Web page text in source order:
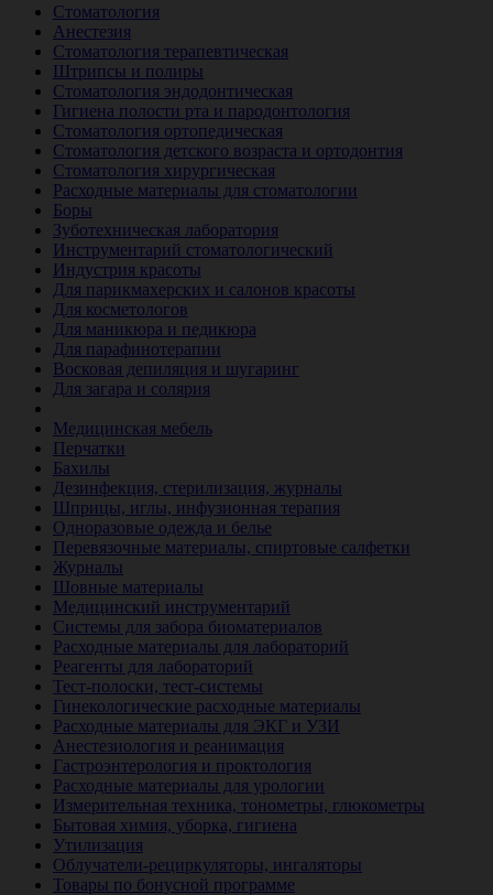
Стоматология
Анестезия
Стоматология терапевтическая
Штрипсы и полиры
Стоматология эндодонтическая
Гигиена полости рта и пародонтология
Стоматология ортопедическая
Стоматология детского возраста и ортодонтия
Стоматология хирургическая
Расходные материалы для стоматологии
Боры
Зуботехническая лаборатория
Инструментарий стоматологический
Индустрия красоты
Для парикмахерских и салонов красоты
Для косметологов
Для маникюра и педикюра
Для парафинотерапии
Восковая депиляция и шугаринг
Для загара и солярия
Медицинская мебель
Перчатки
Бахилы
Дезинфекция, стерилизация, журналы
Шприцы, иглы, инфузионная терапия
Одноразовые одежда и белье
Перевязочные материалы, спиртовые салфетки
Журналы
Шовные материалы
Медицинский инструментарий
Системы для забора биоматериалов
Расходные материалы для лабораторий
Реагенты для лабораторий
Тест-полоски, тест-системы
Гинекологические расходные материалы
Расходные материалы для ЭКГ и УЗИ
Анестезиология и реанимация
Гастроэнтерология и проктология
Расходные материалы для урологии
Измерительная техника, тонометры, глюкометры
Бытовая химия, уборка, гигиена
Утилизация
Облучатели-рециркуляторы, ингаляторы
Товары по бонусной программе